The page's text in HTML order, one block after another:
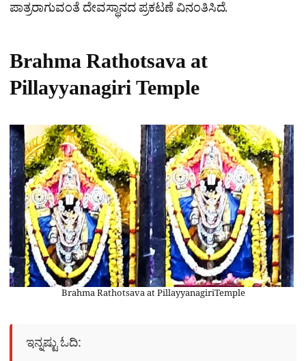
ಪಾತ್ರರಾಗುವಂತೆ ದೇವಸ್ಥಾನದ ಪ್ರಕಟಣೆ ವಿನಂತಿಸಿದೆ.
Brahma Rathotsava at
Pillayyanagiri Temple
Brahma Rathotsava at PillayyanagiriTemple
ಇನ್ನಷ್ಟು ಓದಿ: